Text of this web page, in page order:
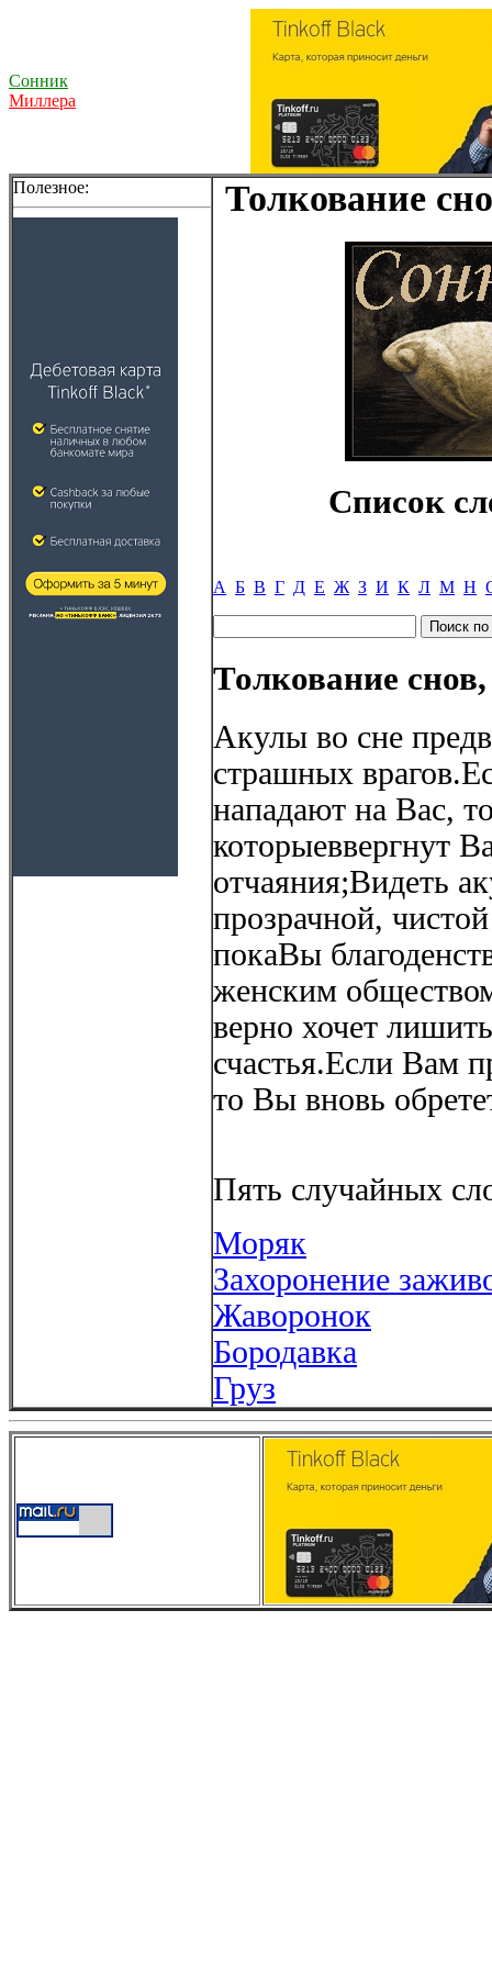
Сонник
Миллера
Полезное: Толкование
Список
А Б В Г Д Е Ж З И К Л М Н
Толкование
Акулы во сне
страшных
нападают на Вас,
которыеввергнут
отчаяния;Видеть
прозрачной,
покаВы
женским
верно хочет
счастья.Если Вам
то Вы вновь
Пять случайных
Моряк
Захоронение
Жаворонок
Бородавка
Груз